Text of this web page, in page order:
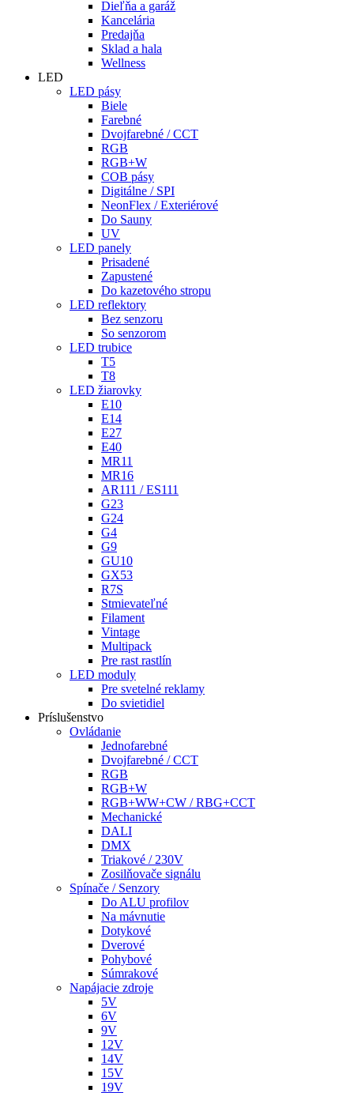
Dieľňa a garáž
Kancelária
Predajňa
Sklad a hala
Wellness
LED
LED pásy
Biele
Farebné
Dvojfarebné / CCT
RGB
RGB+W
COB pásy
Digitálne / SPI
NeonFlex / Exteriérové
Do Sauny
UV
LED panely
Prisadené
Zapustené
Do kazetového stropu
LED reflektory
Bez senzoru
So senzorom
LED trubice
T5
T8
LED žiarovky
E10
E14
E27
E40
MR11
MR16
AR111 / ES111
G23
G24
G4
G9
GU10
GX53
R7S
Stmievateľné
Filament
Vintage
Multipack
Pre rast rastlín
LED moduly
Pre svetelné reklamy
Do svietidiel
Príslušenstvo
Ovládanie
Jednofarebné
Dvojfarebné / CCT
RGB
RGB+W
RGB+WW+CW / RBG+CCT
Mechanické
DALI
DMX
Triakové / 230V
Zosilňovače signálu
Spínače / Senzory
Do ALU profilov
Na mávnutie
Dotykové
Dverové
Pohybové
Súmrakové
Napájacie zdroje
5V
6V
9V
12V
14V
15V
19V